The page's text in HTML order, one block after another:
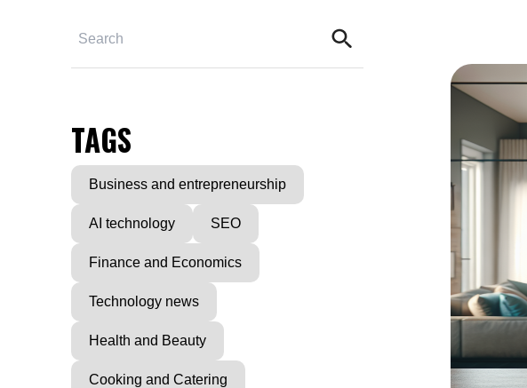
TAGS
Business and entrepreneurship
AI technology SEO
Finance and Economics
Technology news
Health and Beauty
Cooking and Catering